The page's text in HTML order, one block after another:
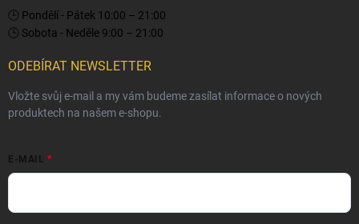
🕒 Pondělí - Pátek 10:00 – 21:00
🕒 Sobota - Neděle 9:00 – 21:00
ODEBÍRAT NEWSLETTER
Vložte svůj e-mail a my vám budeme zasílat informace o nových
produktech na našem e-shopu.
E-MAIL